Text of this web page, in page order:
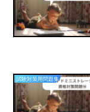
試験対策用問題集